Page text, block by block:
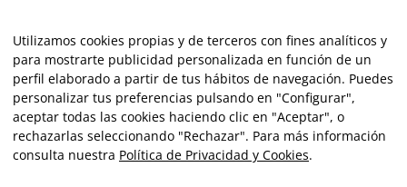
Utilizamos cookies propias y de terceros con fines analíticos y
para mostrarte publicidad personalizada en función de un
perfil elaborado a partir de tus hábitos de navegación. Puedes
personalizar tus preferencias pulsando en "Configurar",
aceptar todas las cookies haciendo clic en "Aceptar", o
rechazarlas seleccionando "Rechazar". Para más información
consulta nuestra Política de Privacidad y Cookies.